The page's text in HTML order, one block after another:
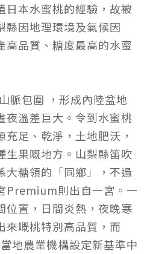
日本水蜜桃的經驗，故被
縣因地理環境及氣候因
高品質、糖度最高的水蜜
脈包圍 ，形成內陸盆地
夜溫差巨大。令到水蜜桃
足、乾淨，土地肥沃，
生果嘅地方。山梨縣笛吹
大糖領的「同鄉」，不過
Premium則出自一宮。一
位置，日間炎熱，夜晚寒
來嘅桃特別高品質，而
地農業機構設定新基準中